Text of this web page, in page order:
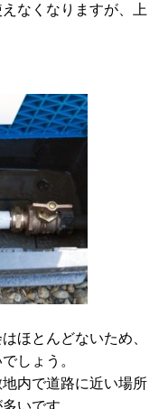
なくなりますが、上
ほとんどないため、
しょう。
内で道路に近い場所